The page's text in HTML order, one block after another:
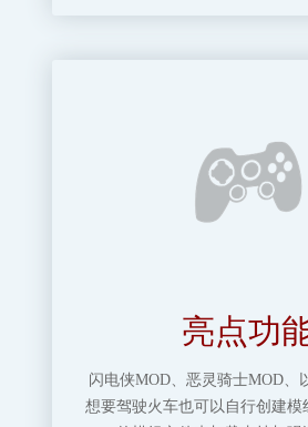
亮点功
闪电侠MOD、恶灵骑士MOD、
想要驾驶火车也可以自行创建模